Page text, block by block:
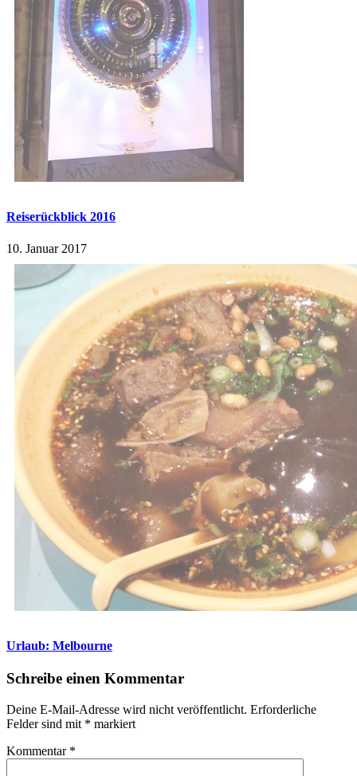
Reiserückblick 2016
10. Januar 2017
Urlaub: Melbourne
Schreibe einen Kommentar
Deine E-Mail-Adresse wird nicht veröffentlicht. Erforderliche
Felder sind mit * markiert
Kommentar *